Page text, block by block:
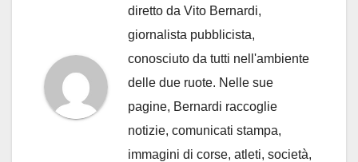
diretto da Vito Bernardi,
giornalista pubblicista,
conosciuto da tutti nell'ambiente
delle due ruote. Nelle sue
pagine, Bernardi raccoglie
notizie, comunicati stampa,
immagini di corse, atleti, società,